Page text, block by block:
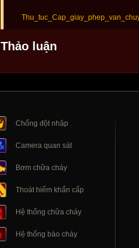
Thảo luận
Chống đột nhập
Camera quan sát
Bơm chữa cháy
Thoát hiểm khẩn cấp
Hệ thống chữa cháy
Hệ thống báo cháy